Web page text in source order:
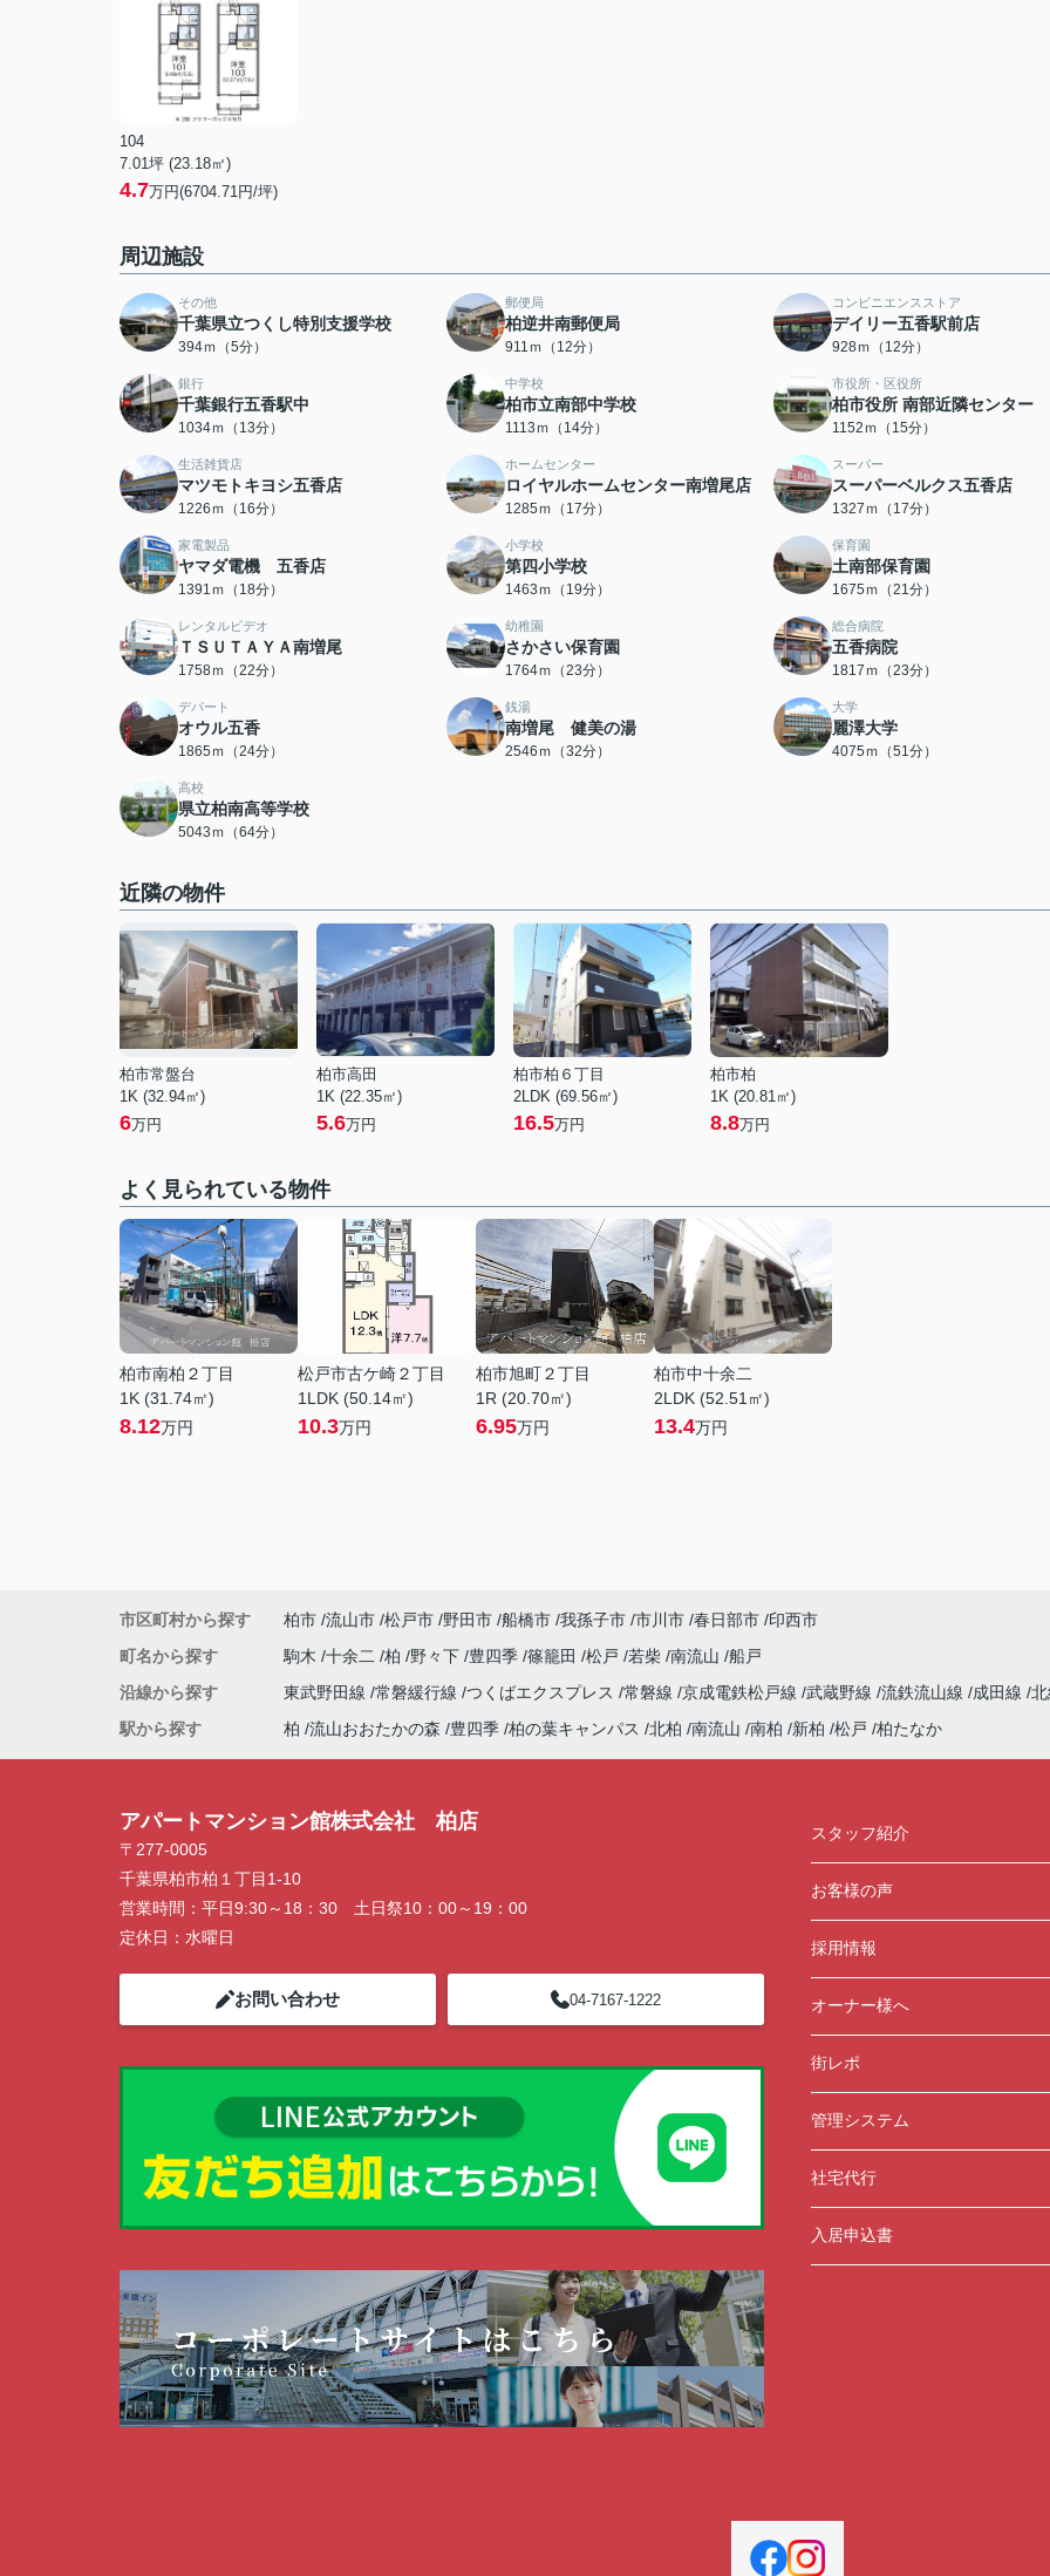
104
7.01坪 (23.18㎡)
4.7万円(6704.71円/坪)
周辺施設
その他
千葉県立つくし特別支援学校
394ｍ（5分）
郵便局
柏逆井南郵便局
911ｍ（12分）
コンビニエンスストア
デイリー五香駅前店
928ｍ（12分）
銀行
千葉銀行五香駅中
1034ｍ（13分）
中学校
柏市立南部中学校
1113ｍ（14分）
市役所・区役所
柏市役所 南部近隣センター
1152ｍ（15分）
生活雑貨店
マツモトキヨシ五香店
1226ｍ（16分）
ホームセンター
ロイヤルホームセンター南増尾店
1285ｍ（17分）
スーパー
スーパーベルクス五香店
1327ｍ（17分）
家電製品
ヤマダ電機 五香店
1391ｍ（18分）
小学校
第四小学校
1463ｍ（19分）
保育園
土南部保育園
1675ｍ（21分）
レンタルビデオ
ＴＳＵＴＡＹＡ南増尾
1758ｍ（22分）
幼稚園
さかさい保育園
1764ｍ（23分）
総合病院
五香病院
1817ｍ（23分）
デパート
オウル五香
1865ｍ（24分）
銭湯
南増尾 健美の湯
2546ｍ（32分）
大学
麗澤大学
4075ｍ（51分）
高校
県立柏南高等学校
5043ｍ（64分）
近隣の物件
柏市常盤台
1K (32.94㎡)
6万円
柏市高田
1K (22.35㎡)
5.6万円
柏市柏６丁目
2LDK (69.56㎡)
16.5万円
柏市柏
1K (20.81㎡)
8.8万円
よく見られている物件
柏市南柏２丁目
1K (31.74㎡)
8.12万円
松戸市古ケ崎２丁目
1LDK (50.14㎡)
10.3万円
柏市旭町２丁目
1R (20.70㎡)
6.95万円
柏市中十余二
2LDK (52.51㎡)
13.4万円
市区町村から探す 柏市 流山市 松戸市 野田市 船橋市 我孫子市 市川市 春日部市 印西市
町名から探す
駒木 十余二 柏 野々下 豊四季 篠籠田 松戸 若柴 南流山 船戸
沿線から探す
東武野田線 常磐緩行線 つくばエクスプレス 常磐線 京成電鉄松戸線 武蔵野線 流鉄流山線 成田線
駅から探す
柏 流山おおたかの森 豊四季 柏の葉キャンパス 北柏 南流山 南柏 新柏 松戸 柏たなか
アパートマンション館株式会社 柏店
〒277-0005
千葉県柏市柏１丁目1-10
営業時間： 平日9:30～18：30 土日祭10：00～19：00
定休日： 水曜日
お問い合わせ 04-7167-1222
スタッフ紹介
お客様の声
採用情報
オーナー様へ
街レポ
管理システム
社宅代行
入居申込書